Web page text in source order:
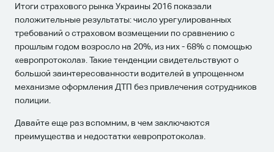
Итоги страхового рынка Украины 2016 показали
положительные результаты: число урегулированных
требований о страховом возмещении по сравнению с
прошлым годом возросло на 20%, из них - 68% с помощью
«европротокола». Такие тенденции свидетельствуют о
большой заинтересованности водителей в упрощенном
механизме оформления ДТП без привлечения сотрудников
полиции.
Давайте еще раз вспомним, в чем заключаются
преимущества и недостатки «европротокола».